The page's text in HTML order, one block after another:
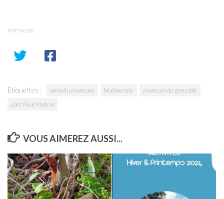
PARTAGER
Étiquettes : amis du museum biodiversite
museum de grenoble
parc Paul Mistral
VOUS AIMEREZ AUSSI...